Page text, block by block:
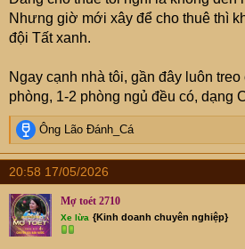
Có đất, bỏ tiền ra xây dựng thì chỉ
tổng mức đầu tư.
Nếu vay quá 30% rủi ro cao:
- Mình phải đặt ra kịch bản phòng
hơn. Thì năng lực tài chính của
lãi.
3. Nhận định thị trường: Cá nhân
việc cho thuê CCMN, nhà trọ trong
hoẳng nhẹ. Lý do các trường ĐH di
một số tỉnh lân cận. Lượng người
lượng phòng xây mới vẫn đang ra
Nhưng giờ mới xây để cho thuê thì
đội Tất xanh.
Ngay cạnh nhà tôi, gần đây luôn
phòng, 1-2 phòng ngủ đều có, dạng
R
e
a
c
t
i
o
n
Ông Lão Đánh_Cá
20:58 17/05/2026
Mợ toét 2710
Xe lừa {Kinh doanh chuyên nghiệp}